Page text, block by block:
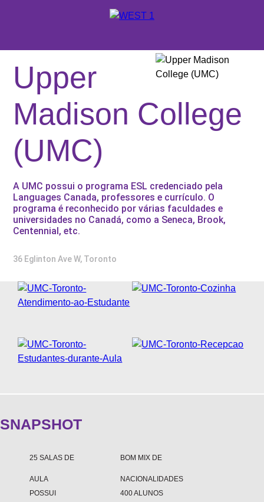
ORÇAMENTO
ONDE ESTUDAR
SUPORTE WEST 1
ESCOLAS E CURSOS
PROMOÇÕES
CONSULTORES EDUCACIONAIS
SOBRE A WEST 1
FAQS
BLOG
OUVIDORIA
AGÊNCIA SELO BELTA
Upper
Madison College
(UMC)
A UMC possui o programa ESL credenciado pela
Languages Canada, professores e currículo. O
programa é reconhecido por várias faculdades e
universidades no Canadá, como a Seneca, Brook,
Centennial, etc.
36 Eglinton Ave W, Toronto
SNAPSHOT
25 SALAS DE
AULA
BOM MIX DE
NACIONALIDADES
POSSUI
400 ALUNOS